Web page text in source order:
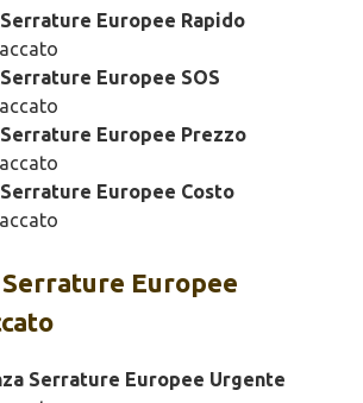
Europee Rapido
Europee SOS
Europee Prezzo
Europee Costo
Serrature Europee
Serrature Europee Urgente